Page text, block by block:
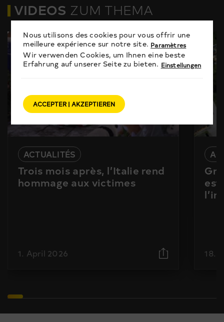
VIDEOS ZUM THEMA
ACTUALITÉS
Trois mois après, l’Italie rend
hommage aux victimes
1. April 2026
est
18.
Nous utilisons des cookies pour vous offrir une
meilleure expérience sur notre site. Paramètres
Wir verwenden Cookies, um Ihnen eine beste
Erfahrung auf unserer Seite zu bieten. Einstellungen
ACCEPTER | AKZEPTIEREN